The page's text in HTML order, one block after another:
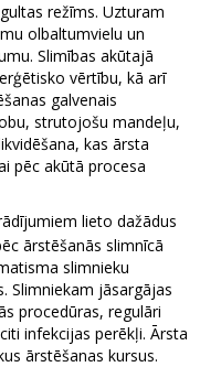
režīms. Uzturam
olbaltumvielu un
Slimības akūtajā
vērtību, kā arī
galvenais
strutojošu mandeļu,
kas ārsta
pēc akūtā procesa
lieto dažādus
ārstēšanās slimnīcā
slimnieku
Slimniekam jāsargājas
procedūras, regulāri
infekcijas perēkļi. Ārsta
ārstēšanas kursus.